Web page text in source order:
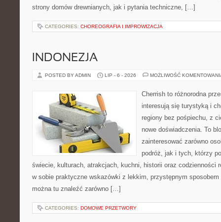
strony domów drewnianych, jak i pytania techniczne, […]
CATEGORIES: CHOREOGRAFIA I IMPROWIZACJA
INDONEZJA
POSTED BY ADMIN LIP - 6 - 2026 MOŻLIWOŚĆ
Cherrish to różnorodna
interesują się turystyką i
regiony bez pośpiechu, z
nowe doświadczenia. To
zainteresować zarówno
podróż, jak i tych, którzy
świecie, kulturach, atrakcjach, kuchni, historii oraz codzienności
w sobie praktyczne wskazówki z lekkim, przystępnym
można tu znaleźć zarówno […]
CATEGORIES: DOMOWE PRZETWORY